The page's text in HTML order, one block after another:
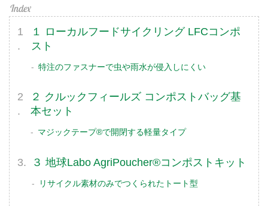
１ ローカルフードサイクリング LFCコンポ
スト
特注のファスナーで虫や雨水が侵入しにくい
２ クルックフィールズ コンポストバッグ基
本セット
マジックテープ®で開閉する軽量タイプ
３ 地球Labo AgriPoucher®コンポストキット
リサイクル素材のみでつくられたトート型